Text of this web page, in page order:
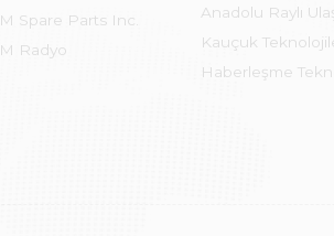
Spare Parts Inc.
Radyo
Anadolu Raylı
Kauçuk
Haberleşme